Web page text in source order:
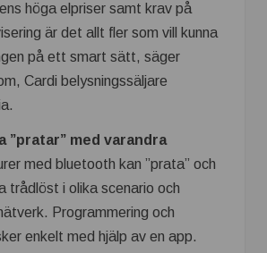
höga elpriser samt krav på
är det allt fler som vill kunna
på ett smart sätt, säger
Cardi belysningssäljare
”pratar” med varandra
med bluetooth kan ”prata” och
trådlöst i olika scenario och
Programmering och
enkelt med hjälp av en app.